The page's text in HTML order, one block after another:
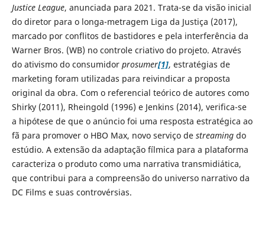
Justice League, anunciada para 2021. Trata-se da visão inicial
do diretor para o longa-metragem Liga da Justiça (2017),
marcado por conflitos de bastidores e pela interferência da
Warner Bros. (WB) no controle criativo do projeto. Através
do ativismo do consumidor prosumer[1], estratégias de
marketing foram utilizadas para reivindicar a proposta
original da obra. Com o referencial teórico de autores como
Shirky (2011), Rheingold (1996) e Jenkins (2014), verifica-se
a hipótese de que o anúncio foi uma resposta estratégica ao
fã para promover o HBO Max, novo serviço de streamingdo
estúdio. A extensão da adaptação fílmica para a plataforma
caracteriza o produto como uma narrativa transmidiática,
que contribui para a compreensão do universo narrativo da
DC Films e suas controvérsias.